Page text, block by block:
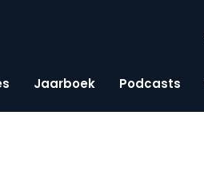
Jaarboek Podcasts